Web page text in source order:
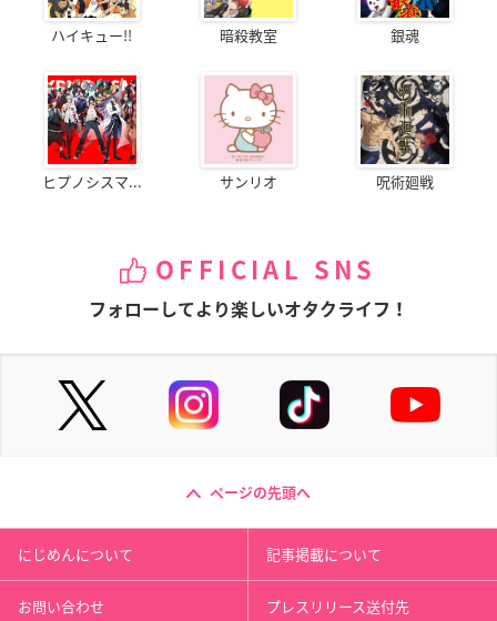
ハイキュー!! 暗殺教室 銀魂
ヒプノシスマ... サンリオ 呪術廻戦
OFFICIAL SNS
フォローしてより楽しいオタクライフ！
ページの先頭へ
にじめんについて 記事掲載について
お問い合わせ プレスリリース送付先